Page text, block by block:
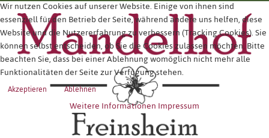
Wir nutzen Cookies auf unserer Website. Einige von ihnen sind
essenziell für den Betrieb der Seite, während andere uns helfen, diese
Website und die Nutzererfahrung zu verbessern (Tracking Cookies). Sie
können selbst entscheiden, ob Sie die Cookies zulassen möchten. Bitte
beachten Sie, dass bei einer Ablehnung womöglich nicht mehr alle
Funktionalitäten der Seite zur Verfügung stehen.
Akzeptieren Ablehnen
Weitere InformationenImpressum